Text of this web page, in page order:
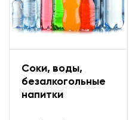
Продукты питания
Алкогольные напитки
Бакалея
Соки, воды,
безалкогольные
напитки